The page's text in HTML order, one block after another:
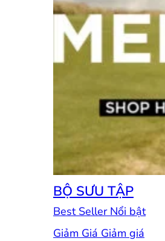
BỘ SƯU TẬP
Best Seller
Giảm Giá